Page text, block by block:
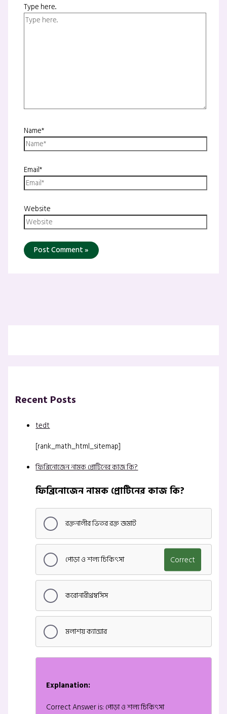
Type here..
Name*
Email*
Website
Recent Posts
tedt
[rank_math_html_sitemap]
ফিব্রিনোজেন নামক প্রোটিনের কাজ কি?
ফিব্রিনোজেন নামক প্রোটিনের কাজ কি?
রক্তনালীর ভিতর রক্ত জমাট
পোড়া ও শল্য চিকিৎসা Correct
করোনারীথ্রম্বসিস
মলাশয় ক্যান্সার
Explanation:
Correct Answer is: পোড়া ও শল্য চিকিৎসা